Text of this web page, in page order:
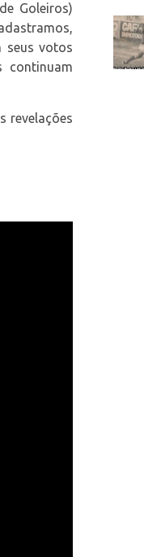
Goleiros)
seus votos
continuam
revelações